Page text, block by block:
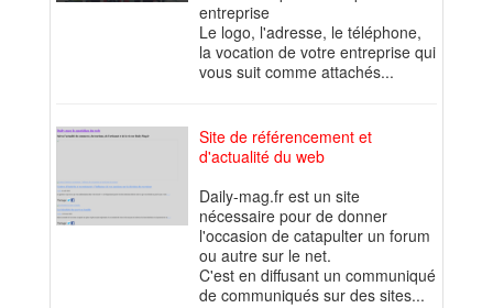
entreprise
Le logo, l'adresse, le téléphone,
la vocation de votre entreprise qui
vous suit comme attachés...
Site de référencement et
d'actualité du web
Daily-mag.fr est un site
nécessaire pour de donner
l'occasion de catapulter un forum
ou autre sur le net.
C'est en diffusant un communiqué
de communiqués sur des sites...